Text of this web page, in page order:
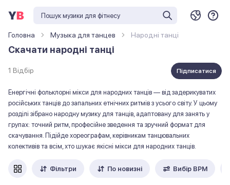
Головна Музыка для танцев Народні танці
Cкачати народні танці
1 Відбір Підписатися
Енергічні фольклорні мікси для народних танців — від задерикуватих
російських танців до запальних етнічних ритмів з усього світу. У цьому
розділі зібрано народну музику для танців, адаптовану для занять у
групах: точний ритм, професійне зведення та зручний формат для
скачування. Підійде хореографам, керівникам танцювальних
колективів та всім, хто шукає якісні мікси для народних танців.
Фільтри По новизні Вибір ВРМ